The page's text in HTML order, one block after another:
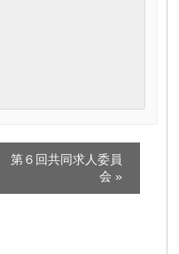
第６回共同求人委員
会 »